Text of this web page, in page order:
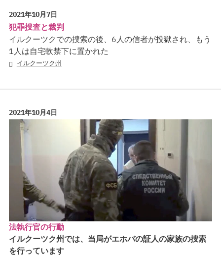
2021年10月7日
犯罪捜査と裁判
イルクーツクでの捜索の後、6人の信者が投獄され、もう
1人は自宅軟禁下に置かれた
イルクーツク州
2021年10月4日
法執行官の行動
イルクーツク州では、当局がエホバの証人の家族の捜索
を行っています